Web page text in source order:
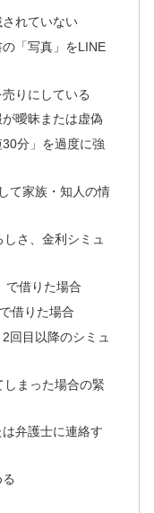
れていない
「写真」をLINE
りにしている
曖昧または虚偽
分」を過度に強
て家族・知人の情
さ、金利シミュ
で借りた場合
借りた場合
回目以降のシミュ
まった場合の緊
弁護士に連絡す